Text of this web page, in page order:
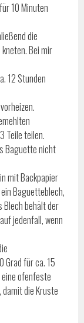
10 Minuten
die
Bei mir
12 Stunden
Teile teilen.
Baguette nicht
mit Backpapier
Baguetteblech,
behält der
jedenfall, wenn
für ca. 15
eine ofenfeste
die Kruste